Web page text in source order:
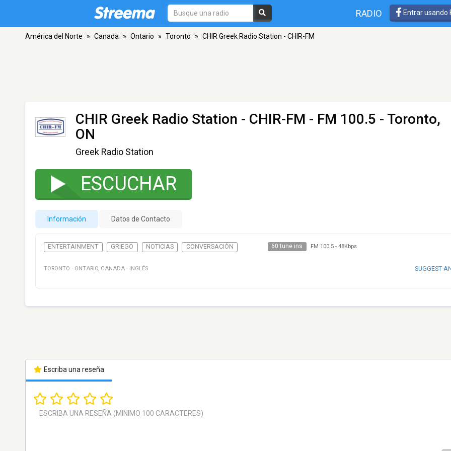
RADIO Entrar usando
América del Norte » Canada » Ontario » Toronto » CHIR Greek Radio Station - CHIR-FM
CHIR Greek Radio Station - CHIR-FM - FM 100.5 - Toronto,
ON
Greek Radio Station
ESCUCHAR
Información Datos de Contacto
ENTERTAINMENT GRIEGO NOTICIAS CONVERSACIÓN 60 tune ins FM 100.5- 48Kbps
TORONTO · ONTARIO, CANADA · INGLÉS SUGGEST
Escriba una reseña